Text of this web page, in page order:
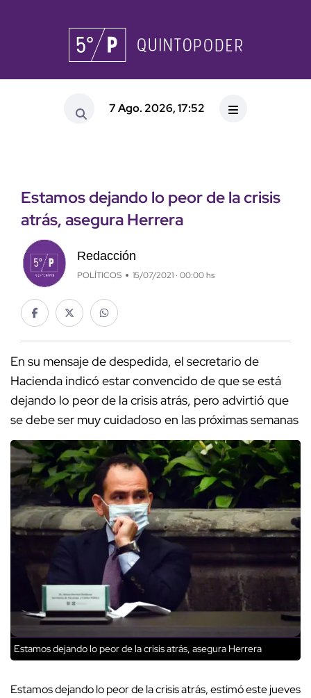
7 Ago. 2026, 17:52
Estamos dejando lo peor de la crisis
atrás, asegura Herrera
Redacción
POLÍTICOS 15/07/2021 · 00:00 hs
En su mensaje de despedida, el secretario de
Hacienda indicó estar convencido de que se está
dejando lo peor de la crisis atrás, pero advirtió que
se debe ser muy cuidadoso en las próximas semanas
Estamos dejando lo peor de la crisis atrás, asegura Herrera
Estamos dejando lo peor de la crisis atrás, estimó este jueves